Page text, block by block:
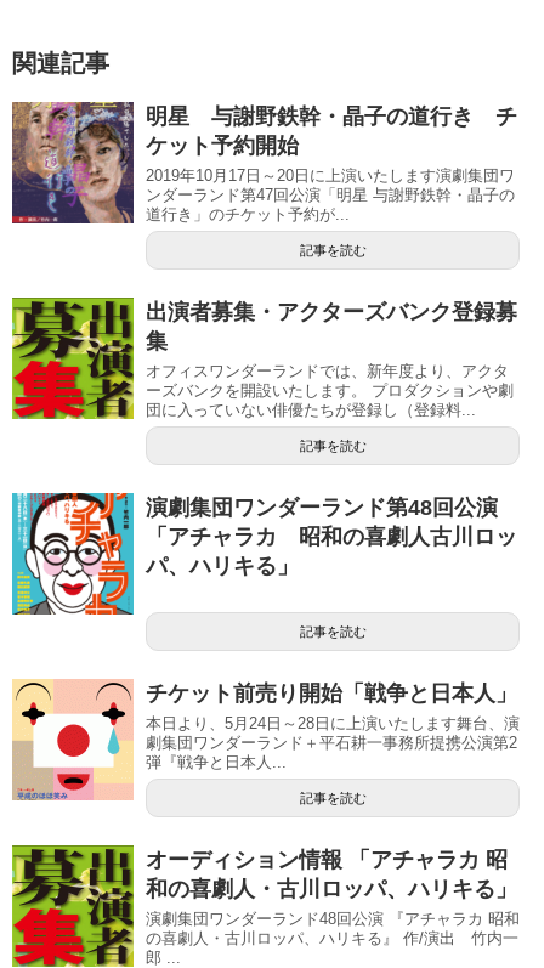
関連記事
明星 与謝野鉄幹・晶子の道行き チ
ケット予約開始
2019年10月17日～20日に上演いたします演劇集団ワ
ンダーランド第47回公演「明星 与謝野鉄幹・晶子の
道行き」のチケット予約が...
記事を読む
出演者募集・アクターズバンク登録募
集
オフィスワンダーランドでは、新年度より、アクタ
ーズバンクを開設いたします。 プロダクションや劇
団に入っていない俳優たちが登録し（登録料...
記事を読む
演劇集団ワンダーランド第48回公演
「アチャラカ 昭和の喜劇人古川ロッ
パ、ハリキる」
記事を読む
チケット前売り開始「戦争と日本人」
本日より、5月24日～28日に上演いたします舞台、演
劇集団ワンダーランド＋平石耕一事務所提携公演第2
弾『戦争と日本人...
記事を読む
オーディション情報 「アチャラカ 昭
和の喜劇人・古川ロッパ、ハリキる」
演劇集団ワンダーランド48回公演 『アチャラカ 昭和
の喜劇人・古川ロッパ、ハリキる』 作/演出 竹内一
郎 ...